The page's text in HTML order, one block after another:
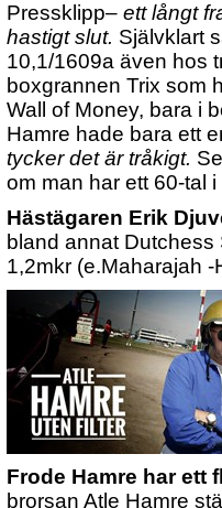
Pressklipp– ett långt
hastigt slut. Självklart
10,1/1609a även hos
boxgrannen Trix som
Wall of Money, bara i
Hamre hade bara ett
tycker det är tråkigt.
om man har ett 60-tal
Hästägaren Erik
bland annat
1,2mkr (e.Maharajah
Frode Hamre har ett
brorsan Atle Hamre